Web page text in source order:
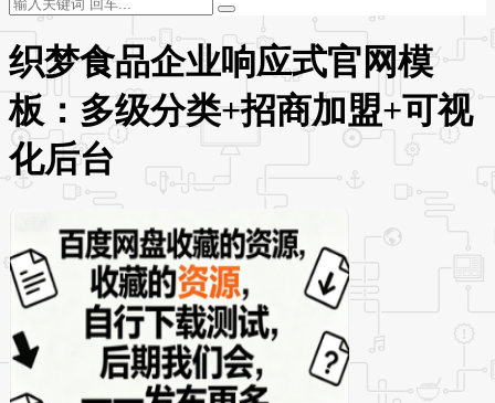
织梦食品企业响应式官网模
板：多级分类+招商加盟+可视
化后台